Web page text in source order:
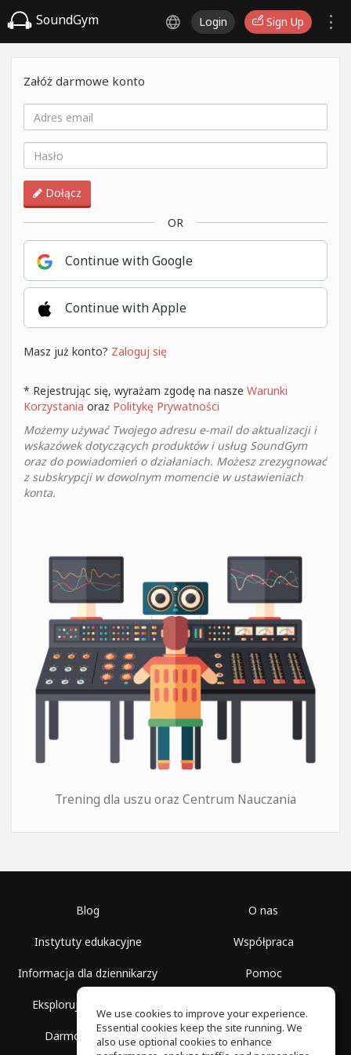
SoundGym Login Sign Up
Załóż darmowe konto
Dołącz
OR
Continue with Google
Continue with Apple
Masz już konto? Zaloguj się
* Rejestrując się, wyrażam zgodę na nasze Warunki
Korzystania oraz Politykę Prywatności
Możemy używać Twojego adresu e-mail do aktualizacji i
wskazówek dotyczących produktów i usług SoundGym
oraz do powiadomień o działaniach. Możesz zrezygnować
z subskrypcji w dowolnym momencie w ustawieniach
konta.
Trening dla uszu oraz Centrum Nauczania
Blog
Instytuty edukacyjne
Informacja dla dziennikarzy
Eksploruj przestrzenie
Darmowa szkoła
O nas
Współpraca
Pomoc
Polityka prywatności
We use cookies to improve your experience.
Essential cookies keep the site running. We
also use optional cookies to enhance